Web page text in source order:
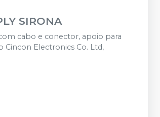
SIRONA
cabo e conector, apoio para
Cincon Electronics Co. Ltd,